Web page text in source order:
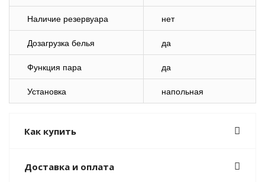
Наличие резервуара нет
Дозагрузка белья да
Функция пара да
Установка напольная
Как купить
Доставка и оплата